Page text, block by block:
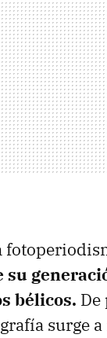
su
bélicos. De
surge